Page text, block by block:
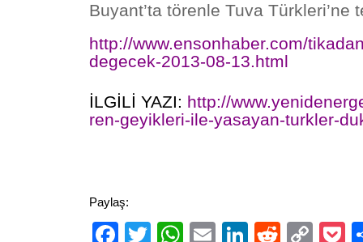
Buyant’ta törenle Tuva Türkleri’ne
http://www.ensonhaber.com/
degecek-2013-08-13.html
İLGİLİ YAZI: http://
ren-geyikleri-ile-yasayan-turkler-
Paylaş:
Facebook
TwitterWhatsApp
EmailLinkedIn
Reddit